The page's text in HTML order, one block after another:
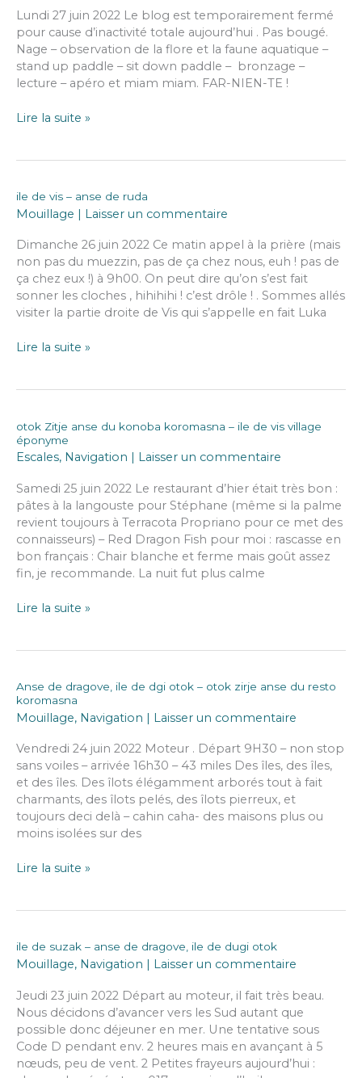
uvala
duboka
vela
sur
paklinski
(face
de
Lundi 27 juin 2022 Le blog est temporairement fermé
pour cause d’inactivité totale aujourd’hui . Pas bougé.
Nage – observation de la flore et la faune aquatique –
stand up paddle – sit down paddle – bronzage –
lecture – apéro et miam miam. FAR-NIEN-TE !
ile
de
ruda
départ
et
arrivé
–
car
bougé
Lire la suite »
ile de vis – anse de ruda
Mouillage | Laisser un commentaire
Dimanche 26 juin 2022 Ce matin appel à la prière (mais
non pas du muezzin, pas de ça chez nous, euh ! pas de
ça chez eux !) à 9h00. On peut dire qu’on s’est fait
sonner les cloches , hihihihi ! c’est drôle ! . Sommes allés
visiter la partie droite de Vis qui s’appelle en fait Luka
ile
de
ruda
Lire la suite »
otok Zitje anse du konoba koromasna – ile de vis village
éponyme
Escales, Navigation Laisser un commentaire
Samedi 25 juin 2022 Le restaurant d’hier était très bon :
pâtes à la langouste pour Stéphane (même si la palme
revient toujours à Terracota Propriano pour ce met des
connaisseurs) – Red Dragon Fish pour moi : rascasse en
bon français : Chair blanche et ferme mais goût assez
fin, je recommande. La nuit fut plus calme
otok
koromasna
–
ile
de
vis
village
éponyme
Lire la suite »
Anse de dragove, ile de dgi otok – otok zirje anse du resto
koromasna
Mouillage, Navigation | Laisser un commentaire
Vendredi 24 juin 2022 Moteur . Départ 9H30 – non stop
sans voiles – arrivée 16h30 – 43 miles Des îles, des îles,
et des îles. Des îlots élégamment arborés tout à fait
charmants, des îlots pelés, des îlots pierreux, et
toujours deci delà – cahin caha- des maisons plus ou
moins isolées sur des
Anse
dgi
otok
otok
zirje
anse
du
resto
Lire la suite »
ile de suzak – anse de dragove, ile de dugi otok
Mouillage, Navigation | Laisser un commentaire
Jeudi 23 juin 2022 Départ au moteur, il fait très beau.
Nous décidons d’avancer vers les Sud autant que
possible donc déjeuner en mer. Une tentative sous
Code D pendant env. 2 heures mais en avançant à 5
nœuds, peu de vent. 2 Petites frayeurs aujourd’hui :